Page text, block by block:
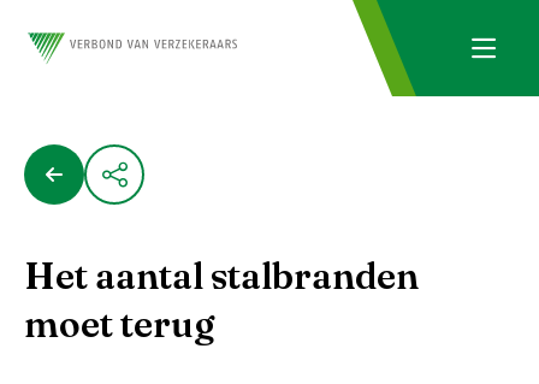
Het aantal stalbranden
moet terug